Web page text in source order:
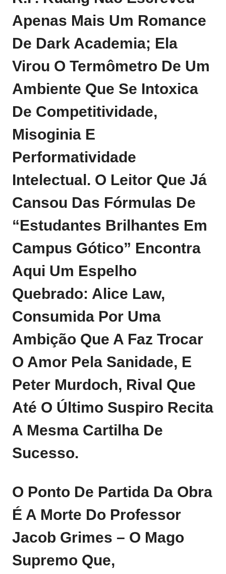
Apenas Mais Um Romance
De Dark Academia; Ela
Virou O Termômetro De Um
Ambiente Que Se Intoxica
De Competitividade,
Misoginia E
Performatividade
Intelectual. O Leitor Que Já
Cansou Das Fórmulas De
“estudantes Brilhantes Em
Campus Gótico” Encontra
Aqui Um Espelho
Quebrado: Alice Law,
Consumida Por Uma
Ambição Que A Faz Trocar
O Amor Pela Sanidade, E
Peter Murdoch, Rival Que
Até O Último Suspiro Recita
A Mesma Cartilha De
Sucesso.
O Ponto De Partida Da Obra
É A Morte Do Professor
Jacob Grimes – O Mago
Supremo Que,